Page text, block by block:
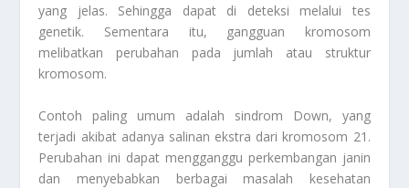
yang jelas. Sehingga dapat di deteksi melalui tes
genetik. Sementara itu, gangguan kromosom
melibatkan perubahan pada jumlah atau struktur
kromosom.
Contoh paling umum adalah sindrom Down, yang
terjadi akibat adanya salinan ekstra dari kromosom 21.
Perubahan ini dapat mengganggu perkembangan janin
dan menyebabkan berbagai masalah kesehatan